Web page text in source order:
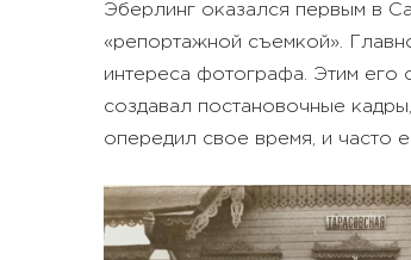
Эберлинг оказался первым в
«репортажной съемкой».
интереса фотографа. Этим его
создавал постановочные
опередил свое время, и часто